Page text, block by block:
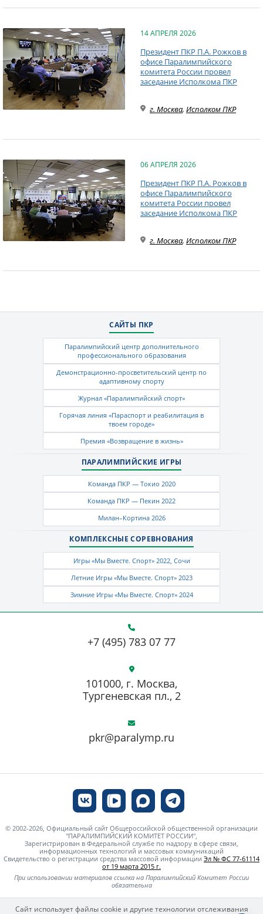
14 АПРЕЛЯ 2026
Президент ПКР П.А. Рожков в
офисе Паралимпийского
комитета России провел
заседание Исполкома ПКР
г. Москва, Исполком ПКР
06 АПРЕЛЯ 2026
Президент ПКР П.А. Рожков в
офисе Паралимпийского
комитета России провел
заседание Исполкома ПКР
г. Москва, Исполком ПКР
САЙТЫ ПКР
Паралимпийский центр дополнительного
профессионального образования
Демонстрационно-просветительский центр по
адаптивному спорту
Журнал «Паралимпийский спорт»
Горячая линия «Параспорт и реабилитация в
твоем городе»
Премия «Возвращение в жизнь»
ПАРАЛИМПИЙСКИЕ ИГРЫ
Команда ПКР — Токио 2020
Команда ПКР — Пекин 2022
Милан–Кортина 2026
КОМПЛЕКСНЫЕ СОРЕВНОВАНИЯ
Игры «Мы Вместе. Спорт» 2022, Сочи
Летние Игры «Мы Вместе. Спорт» 2023
Зимние Игры «Мы Вместе. Спорт» 2024
+7 (495) 783 07 77
pkr@paralymp.ru
101000, г. Москва,
Тургеневская пл., 2
© 2002-2026, Официальный сайт Общероссийской общественной организации
"ПАРАЛИМПИЙСКИЙ КОМИТЕТ РОССИИ",
Зарегистрирован в Федеральной службе по надзору в сфере связи,
информационных технологий и массовых коммуникаций
Свидетельство о регистрации средства массовой информации Эл № ФС 77-61114
от 19 марта 2015 г.
При использовании материалов ссылка на Паралимпийский Комитет России
обязательна
Сайт использует файлы cookie и другие технологии отслеживания